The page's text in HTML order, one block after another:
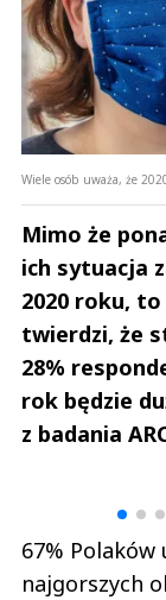
Wiele osób uważa, że
Mimo że
ich sytuacja
2020 roku,
twierdzi, że
28%
rok będzie
z badania
67% Polaków
najgorszych